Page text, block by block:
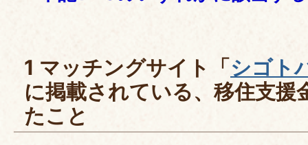
1 マッチングサイト「シゴト
に掲載されている、移住支援
たこと